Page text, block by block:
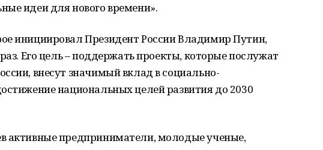
идеи для нового времени».
инициировал Президент России Владимир Путин,
Его цель – поддержать проекты, которые послужат
внесут значимый вклад в социально-
национальных целей развития до 2030
активные предприниматели, молодые ученые,